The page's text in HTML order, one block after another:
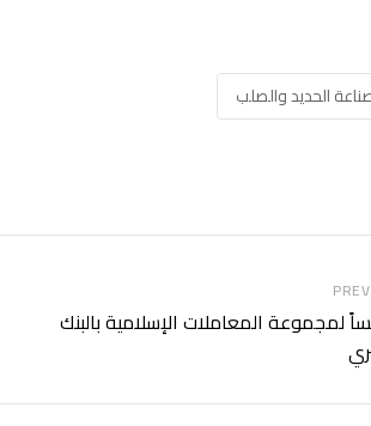
الحديد والصلب
لمجموعة المعاملات الإسلامية بالبنك